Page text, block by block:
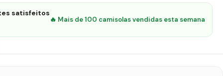
satisfeitos
🔥 Mais de 100 camisolas vendidas esta semana